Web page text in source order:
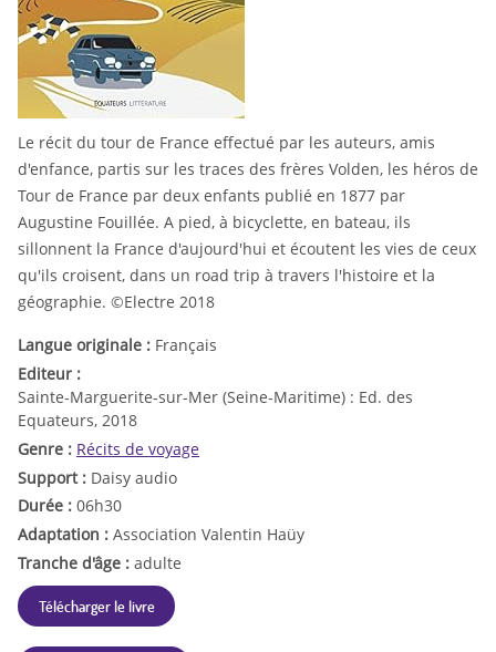
Le récit du tour de France effectué par les auteurs, amis
d'enfance, partis sur les traces des frères Volden, les héros de
Tour de France par deux enfants publié en 1877 par
Augustine Fouillée. A pied, à bicyclette, en bateau, ils
sillonnent la France d'aujourd'hui et écoutent les vies de ceux
qu'ils croisent, dans un road trip à travers l'histoire et la
géographie. ©Electre 2018
Langue originale : Français
Editeur :
Sainte-Marguerite-sur-Mer (Seine-Maritime) : Ed. des
Equateurs, 2018
Genre : Récits de voyage
Support : Daisy audio
Durée : 06h30
Adaptation : Association Valentin Haüy
Tranche d'âge : adulte
Télécharger le livre